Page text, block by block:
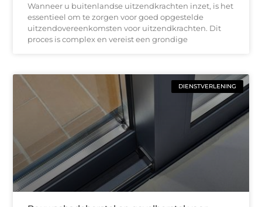
Wanneer u buitenlandse uitzendkrachten inzet, is het
essentieel om te zorgen voor goed opgestelde
uitzendovereenkomsten voor uitzendkrachten. Dit
proces is complex en vereist een grondige
DIENSTVERLENING